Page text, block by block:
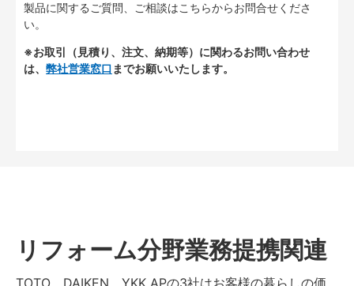
製品に関するご質問、ご相談はこちらからお問合せくださ
い。
※お取引（見積り、注文、納期等）に関わるお問い合わせ
は、 弊社営業窓口までお願いいたします。
リフォーム分野業務提携関連